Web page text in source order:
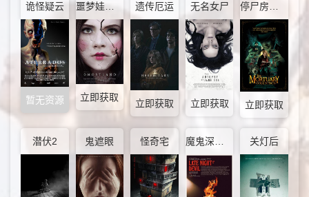
诡怪疑云
暂无资源
噩梦娃娃屋
立即获取
遗传厄运
立即获取
无名女尸
立即获取
停尸房收藏
立即获取
潜伏2 鬼遮眼 怪奇宅 关灯后